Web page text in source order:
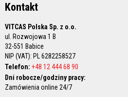
Filc
maty
izolacyjne
Uszczelki
włókien
ceramicznych
Kontakt
VITCAS Polska Sp. z o.o.
ul. Rozwojowa 1 B
32-551 Babice
NIP (VAT): PL 6282258527
Telefon: +48 12 444 68 90
Dni robocze/godziny pracy:
Zamówienia online 24/7